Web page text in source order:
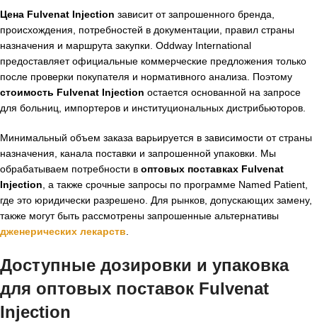
Цена Fulvenat Injection зависит от запрошенного бренда,
происхождения, потребностей в документации, правил страны
назначения и маршрута закупки. Oddway International
предоставляет официальные коммерческие предложения только
после проверки покупателя и нормативного анализа. Поэтому
стоимость Fulvenat Injection остается основанной на запросе
для больниц, импортеров и институциональных дистрибьюторов.
Минимальный объем заказа варьируется в зависимости от страны
назначения, канала поставки и запрошенной упаковки. Мы
обрабатываем потребности в оптовых поставках Fulvenat
Injection , а также срочные запросы по программе Named Patient,
где это юридически разрешено. Для рынков, допускающих замену,
также могут быть рассмотрены запрошенные альтернативы
дженерических лекарств
Доступные дозировки и упаковка
для оптовых поставок Fulvenat
Injection